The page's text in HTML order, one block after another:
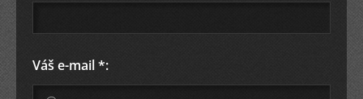
Váš e-mail *: